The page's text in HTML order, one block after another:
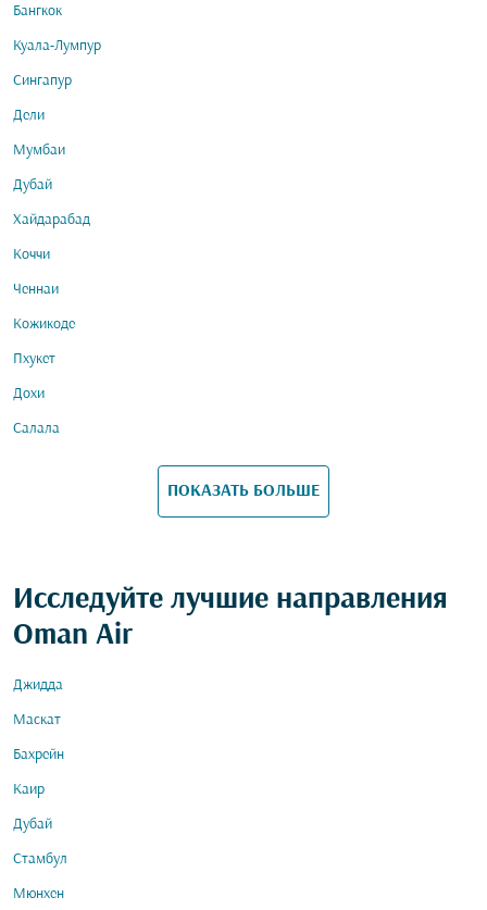
Бангкок
Куала-Лумпур
Сингапур
Дели
Мумбаи
Дубай
Хайдарабад
Коччи
Ченнаи
Кожикоде
Пхукет
Дохи
Салала
ПОКАЗАТЬ БОЛЬШЕ
Исследуйте лучшие направления
Oman Air
Джидда
Маскат
Бахрейн
Каир
Дубай
Стамбул
Мюнхен